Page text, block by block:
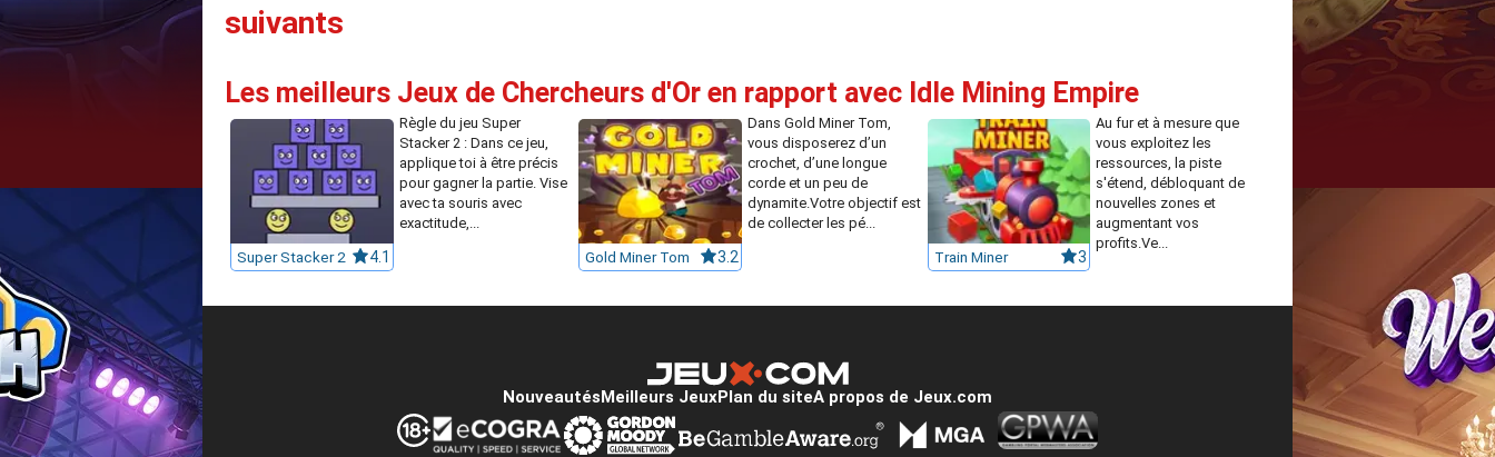
suivants
Les meilleurs Jeux de Chercheurs d'Or en rapport avec Idle Mining Empire
Super Stacker 2 4.1
Règle du jeu Super
Stacker 2 : Dans ce jeu,
applique toi à être précis
pour gagner la partie. Vise
avec ta souris avec
exactitude,...
Gold Miner Tom 3.2
Dans Gold Miner Tom,
vous disposerez d’un
crochet, d’une longue
corde et un peu de
dynamite.Votre objectif est
de collecter les pé...
Train Miner 3
Au fur et à mesure que
vous exploitez les
ressources, la piste
s'étend, débloquant de
nouvelles zones et
augmentant vos
profits.Ve...
NouveautésMeilleurs JeuxPlan du siteA propos de Jeux.com